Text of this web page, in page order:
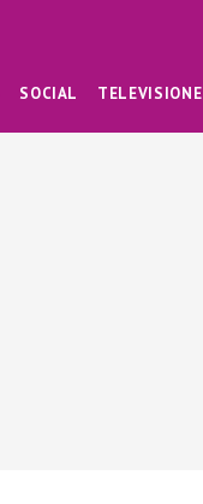
SOCIAL TELEVISIONE